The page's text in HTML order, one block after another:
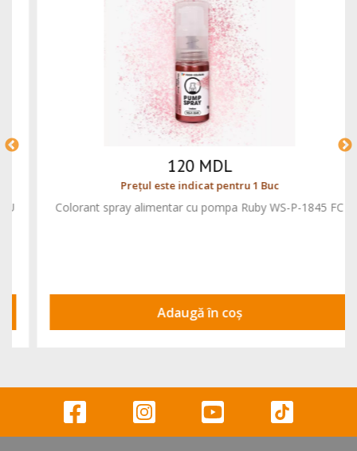
120 MDL
Prețul este indicat pentru 1 Buc
Colorant spray alimentar cu pompa Ruby WS-P-1845 FC
Adaugă în coș